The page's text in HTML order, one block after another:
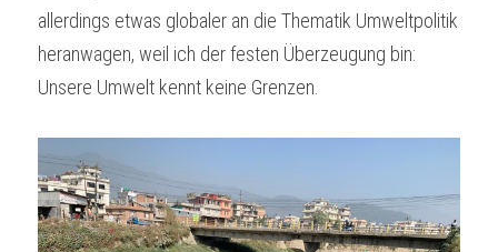
allerdings etwas globaler an die Thematik Umweltpolitik
heranwagen, weil ich der festen Überzeugung bin:
Unsere Umwelt kennt keine Grenzen.